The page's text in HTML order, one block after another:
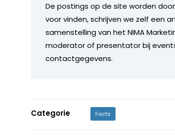
De postings op de site worden
voor vinden, schrijven we zelf een
samenstelling van het NIMA
moderator of presentator bij
contactgegevens.
Categorie Facts